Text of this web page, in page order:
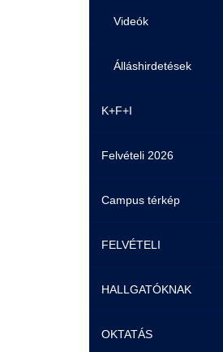
Videók
Álláshirdetések
K+F+I
Felvételi 2026
Campus térkép
FELVÉTELI
Pontozási rendszer
Felvetteknek
HALLGATÓKNAK
Képzéseink
OKTATÁS